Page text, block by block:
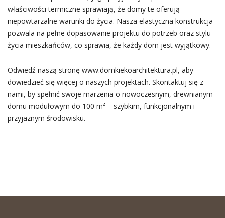
właściwości termiczne sprawiają, że domy te oferują
niepowtarzalne warunki do życia. Nasza elastyczna konstrukcja
pozwala na pełne dopasowanie projektu do potrzeb oraz stylu
życia mieszkańców, co sprawia, że każdy dom jest wyjątkowy.
Odwiedź naszą stronę www.domkiekoarchitektura.pl, aby
dowiedzieć się więcej o naszych projektach. Skontaktuj się z
nami, by spełnić swoje marzenia o nowoczesnym, drewnianym
domu modułowym do 100 m² – szybkim, funkcjonalnym i
przyjaznym środowisku.